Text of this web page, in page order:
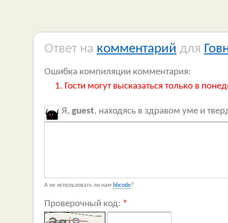
Ответ на комментарий для
Ошибка компиляции комментария:
Гости могут высказаться только в
Я, guest, находясь в здравом уме и
А не использовать ли нам bbcode?
Проверочный код: *